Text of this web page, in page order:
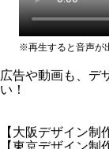
※再生すると音声が
広告や動画も、デ
い！
【大阪デザイン制
【東京デザイン制